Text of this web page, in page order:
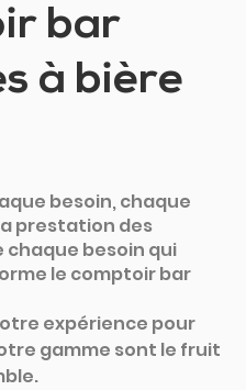
bar
à bière
besoin, chaque
prestation des
chaque besoin qui
le comptoir bar
expérience pour
gamme sont le fruit